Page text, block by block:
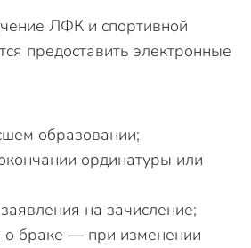
ЛФК и спортивной
предоставить электронные
образовании;
ординатуры или
на зачисление;
о браке — при изменении